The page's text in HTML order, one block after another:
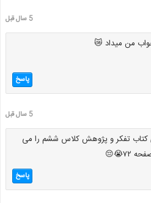
5 سال قبل
من میداد 😿
پاسخ
5 سال قبل
تفکر و پژوهش کلاس ششم را می
پاسخ